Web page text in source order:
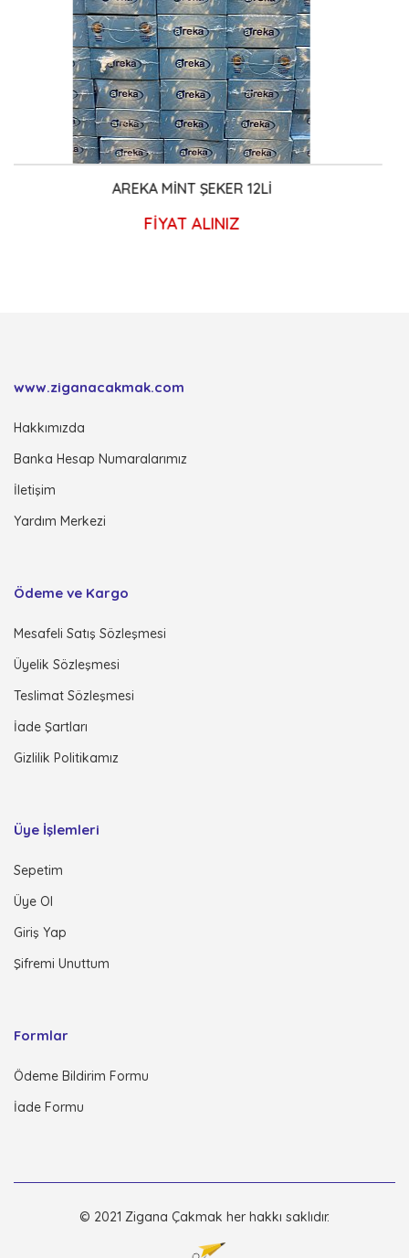
HUNTER 46-35 IŞIKLI
www.ziganacakmak.com
Hakkımızda
Banka Hesap Numaralarımız
İletişim
Yardım Merkezi
Ödeme ve Kargo
Mesafeli Satış Sözleşmesi
Üyelik Sözleşmesi
Teslimat Sözleşmesi
İade Şartları
Gizlilik Politikamız
Üye İşlemleri
Sepetim
Üye Ol
Giriş Yap
Şifremi Unuttum
Formlar
Ödeme Bildirim Formu
İade Formu
© 2021 Zigana Çakmak her hakkı saklıdır.